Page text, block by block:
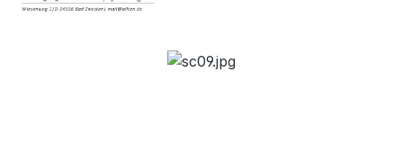
Bildergalerie überspringen